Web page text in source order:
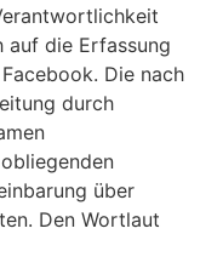
auf die Erfassung
Die nach
durch
über
Den Wortlaut